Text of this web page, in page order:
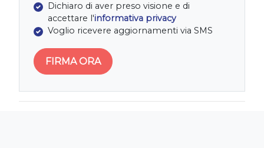
Dichiaro di aver preso visione e di
accettare l'informativa privacy
Voglio ricevere aggiornamenti via SMS